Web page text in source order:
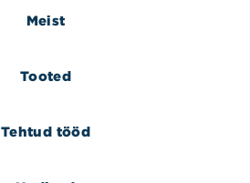
Meist
Tooted
Tehtud tööd